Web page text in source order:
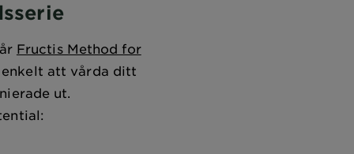
Fructis Method for
att vårda ditt
ut.